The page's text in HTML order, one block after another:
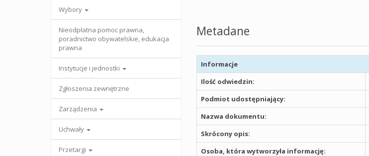
Wybory
Nieodpłatna pomoc prawna,
poradnictwo obywatelskie, edukacja
prawna
Instytucje i jednostki
Zgłoszenia zewnętrzne
Zarządzenia
Uchwały
Przetargi
Metadane
Informacje
Ilość odwiedzin:
Podmiot udostępniający:
Nazwa dokumentu:
Skrócony opis:
Osoba, która wytworzyła informację: